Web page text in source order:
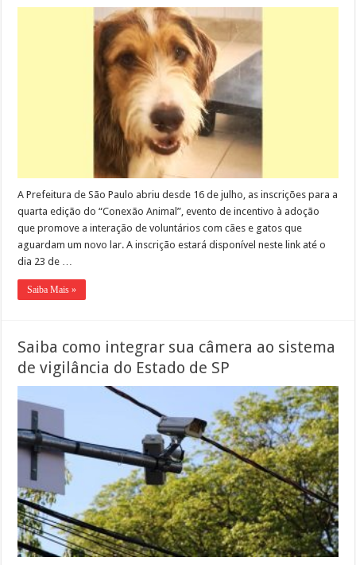
A Prefeitura de São Paulo abriu desde 16 de julho, as inscrições para a
quarta edição do “Conexão Animal”, evento de incentivo à adoção
que promove a interação de voluntários com cães e gatos que
aguardam um novo lar. A inscrição estará disponível neste link até o
dia 23 de …
Saiba Mais »
Saiba como integrar sua câmera ao sistema
de vigilância do Estado de SP